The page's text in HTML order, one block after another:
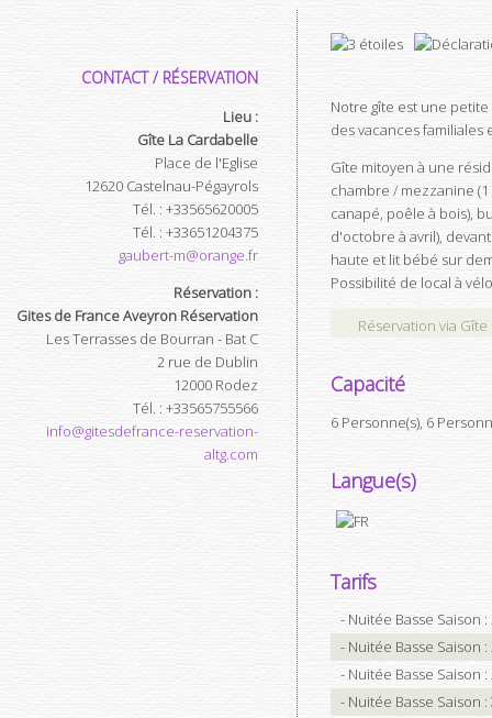
CONTACT / RÉSERVATION
Lieu :
Gîte La Cardabelle
Place de l'Eglise
12620 Castelnau-Pégayrols
Tél. : +33565620005
Tél. : +33651204375
gaubert-m@orange.fr
Réservation :
Gites de France Aveyron Réservation
Les Terrasses de Bourran - Bat C
2 rue de Dublin
12000 Rodez
Tél. : +33565755566
info@gitesdefrance-reservation-
altg.com
Notre gîte est une
des vacances familiales
Gîte mitoyen à une
chambre / mezzanine
canapé, poêle à bois),
d'octobre à avril),
haute et lit bébé sur
Possibilité de local à
Réservation via
Capacité
6 Personne(s), 6
Langue(s)
Tarifs
- Nuitée Basse Saison :
- Nuitée Basse Saison :
- Nuitée Basse Saison :
- Nuitée Basse Saison :